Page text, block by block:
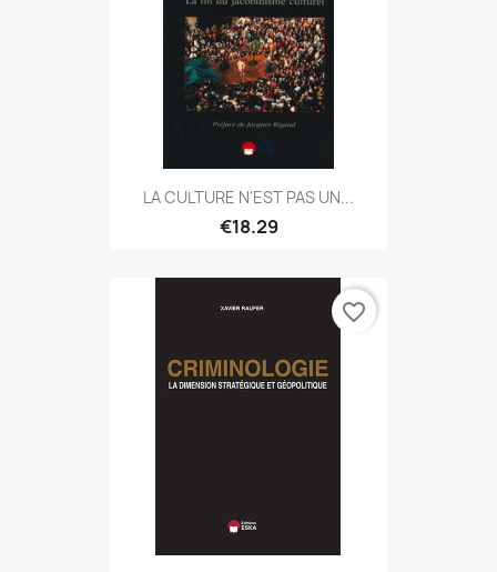
LA CULTURE N'EST PAS UN...
€18.29
favorite_border